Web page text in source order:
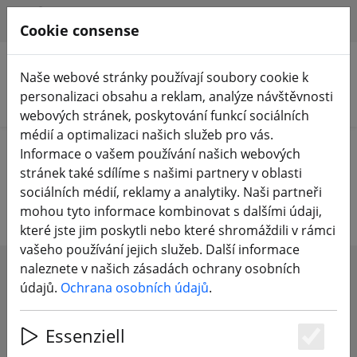
Hledat produkty
Home Baterie Dobíjecí baterie pro videobrýle
Dobíjecí baterie pro videobrýle
SHOW FILTERS
Cookie consense
Naše webové stránky používají soubory cookie k
personalizaci obsahu a reklam, analýze návštěvnosti
webových stránek, poskytování funkcí sociálních
médií a optimalizaci našich služeb pro vás.
Informace o vašem používání našich webových
stránek také sdílíme s našimi partnery v oblasti
sociálních médií, reklamy a analytiky. Naši partneři
mohou tyto informace kombinovat s dalšími údaji,
které jste jim poskytli nebo které shromáždili v rámci
vašeho používání jejich služeb. Další informace
naleznete v našich zásadách ochrany osobních
údajů. Ochrana osobních údajů.
Essenziell